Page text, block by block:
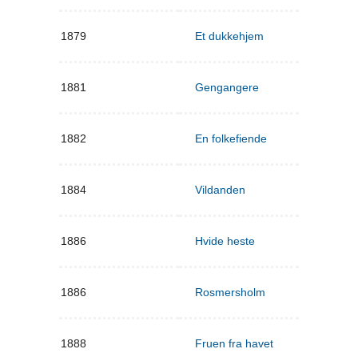
1879 Et dukkehjem
1881 Gengangere
1882 En folkefiende
1884 Vildanden
1886 Hvide heste
1886 Rosmersholm
1888 Fruen fra havet